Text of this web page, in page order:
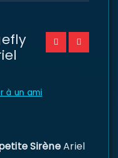
à un ami
SirèneAriel